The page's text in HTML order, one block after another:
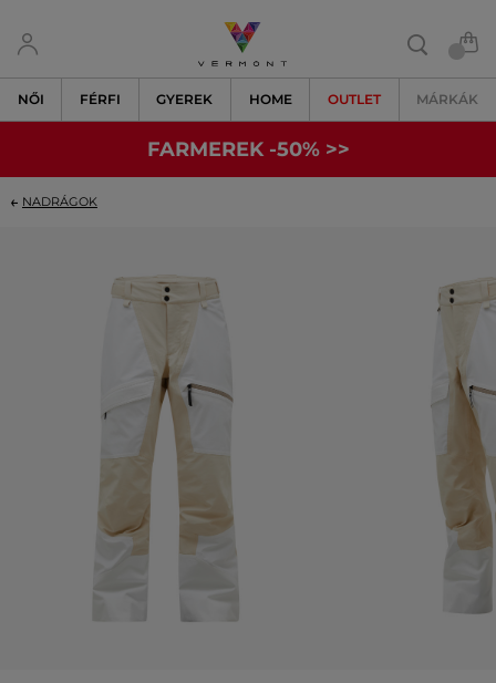
NŐI FÉRFI GYEREK HOME OUTLET MÁRKÁK
FARMEREK -50% >>
NADRÁGOK